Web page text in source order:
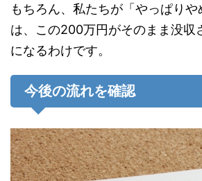
もちろん、私たちが「やっぱり
は、この200万円がそのまま没収
になるわけです。
今後の流れを確認